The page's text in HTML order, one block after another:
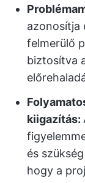
azonosítja
felmerülő
biztosítva
kiigazítás:
és
hogy a